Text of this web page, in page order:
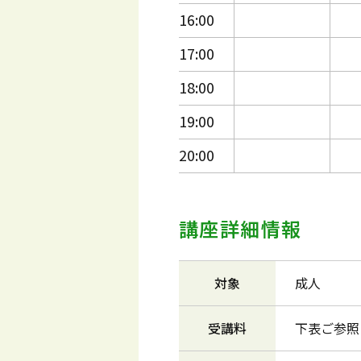
16:00
17:00
18:00
19:00
20:00
講座詳細情報
対象 成人
受講料 下表ご参